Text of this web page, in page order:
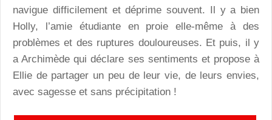
navigue difficilement et déprime souvent. Il y a bien
Holly, l’amie étudiante en proie elle-même à des
problèmes et des ruptures douloureuses. Et puis, il y
a Archimède qui déclare ses sentiments et propose à
Ellie de partager un peu de leur vie, de leurs envies,
avec sagesse et sans précipitation !